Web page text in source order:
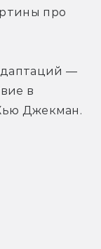
про
—
в
Джекман.